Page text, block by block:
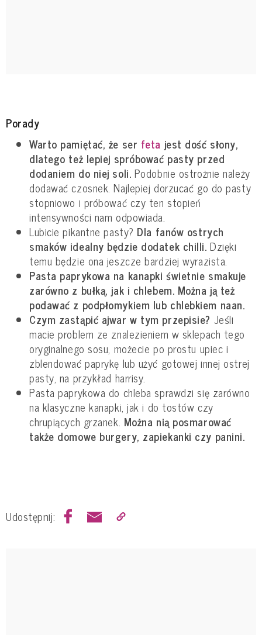
Porady
Warto pamiętać, że ser feta jest dość słony,
dlatego też lepiej spróbować pasty przed
dodaniem do niej soli. Podobnie ostrożnie należy
dodawać czosnek. Najlepiej dorzucać go do pasty
stopniowo i próbować czy ten stopień
intensywności nam odpowiada.
Lubicie pikantne pasty? Dla fanów ostrych
smaków idealny będzie dodatek chilli.Dzięki
temu będzie ona jeszcze bardziej wyrazista.
Pasta paprykowa na kanapki świetnie smakuje
zarówno z bułką, jak i chlebem. Można ją też
podawać z podpłomykiem lub chlebkiem naan.
Czym zastąpić ajwar w tym przepisie? Jeśli
macie problem ze znalezieniem w sklepach tego
oryginalnego sosu, możecie po prostu upiec i
zblendować paprykę lub użyć gotowej innej ostrej
pasty, na przykład harrisy.
Pasta paprykowa do chleba sprawdzi się zarówno
na klasyczne kanapki, jak i do tostów czy
chrupiących grzanek. Można nią posmarować
także domowe burgery, zapiekanki czy panini.
Udostępnij: